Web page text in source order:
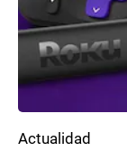
Actualidad